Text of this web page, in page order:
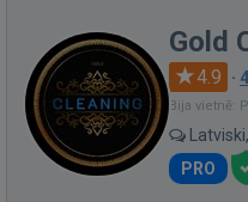
Gold
4.9 ·
Bija vietnē:
PRO